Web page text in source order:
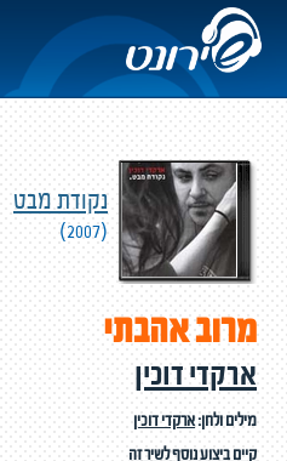
נקודת מבט
(2007)
מרוב אהבתי
ארקדי דוכין
מילים ולחן:ארקדי דוכין
קיים ביצוע נוסף לשיר זה